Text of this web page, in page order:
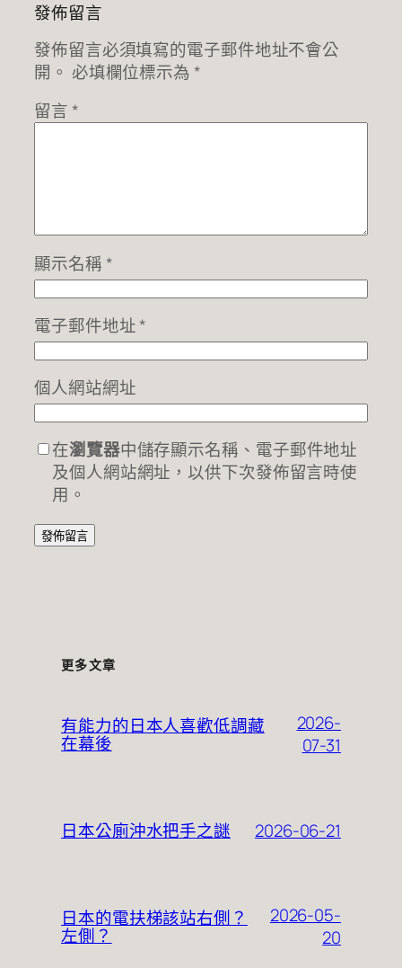
發佈留言
發佈留言必須填寫的電子郵件地址不會公
開。 必填欄位標示為 *
留言 *
顯示名稱 *
電子郵件地址*
個人網站網址
在瀏覽器中儲存顯示名稱、電子郵件地址
及個人網站網址，以供下次發佈留言時使
用。
更多文章
有能力的日本人喜歡低調藏
在幕後
2026-
07-31
日本公廁沖水把手之謎 2026-06-21
日本的電扶梯該站右側？
左側？
2026-05-
20